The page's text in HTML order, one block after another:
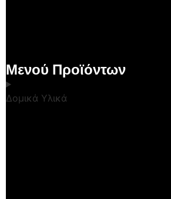
Μενού Προϊόντων
Δομικά Υλικά